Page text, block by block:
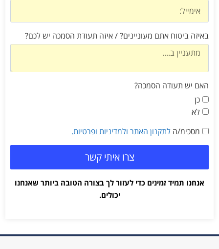
באיזה ביטוח אתם מעוניינים? / איזה תעודת הסמכה יש לכם?
האם יש תעודה הסמכה?
כן
לא
מסכימ/ה לתקנון האתר ולמדיניות ופרטיות.
צרו איתי קשר
אנחנו תמיד זמינים כדי לעזור לך בצורה הטובה ביותר שאנחנו
יכולים.